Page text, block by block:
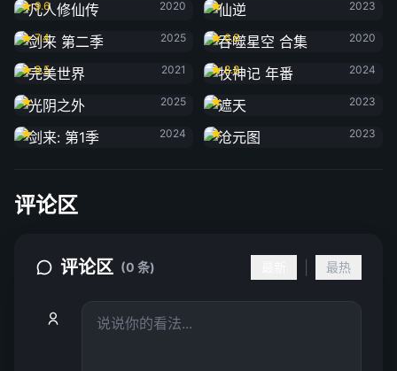
9.6
2020
2023
剑来 第二季
7.4
2025
吞噬星空 合集
6.8
2020
完美世界
8.5
2021
牧神记 年番
8.8
2024
光阴之外
2025
遮天
2023
剑来: 第1季
2024
沧元图
2023
评论区
评论区 (0 条) 最热